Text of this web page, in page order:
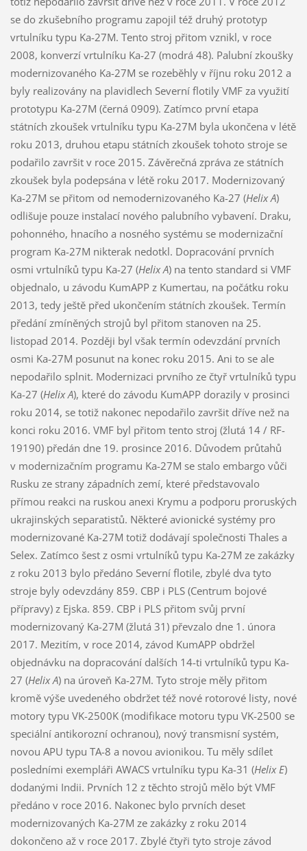
se do zkušebního programu zapojil též druhý prototyp
vrtulníku typu Ka-27M. Tento stroj přitom vznikl, v roce
2008, konverzí vrtulníku Ka-27 (modrá 48). Palubní zkoušky
modernizovaného Ka-27M se rozeběhly v říjnu roku 2012 a
byly realizovány na plavidlech Severní flotily VMF za využití
prototypu Ka-27M (černá 0909). Zatímco první etapa
státních zkoušek vrtulníku typu Ka-27M byla ukončena v létě
roku 2013, druhou etapu státních zkoušek tohoto stroje se
podařilo završit v roce 2015. Závěrečná zpráva ze státních
zkoušek byla podepsána v létě roku 2017. Modernizovaný
Ka-27M se přitom od nemodernizovaného Ka-27 (Helix A)
odlišuje pouze instalací nového palubního vybavení. Draku,
pohonného, hnacího a nosného systému se modernizační
program Ka-27M nikterak nedotkl. Dopracování prvních
osmi vrtulníků typu Ka-27 (Helix A) na tento standard si VMF
objednalo, u závodu KumAPP z Kumertau, na počátku roku
2013, tedy ještě před ukončením státních zkoušek. Termín
předání zmíněných strojů byl přitom stanoven na 25.
listopad 2014. Později byl však termín odevzdání prvních
osmi Ka-27M posunut na konec roku 2015. Ani to se ale
nepodařilo splnit. Modernizaci prvního ze čtyř vrtulníků typu
Ka-27 (Helix A), které do závodu KumAPP dorazily v prosinci
roku 2014, se totiž nakonec nepodařilo završit dříve než na
konci roku 2016. VMF byl přitom tento stroj (žlutá 14 / RF-
19190) předán dne 19. prosince 2016. Důvodem průtahů
v modernizačním programu Ka-27M se stalo embargo vůči
Rusku ze strany západních zemí, které představovalo
přímou reakci na ruskou anexi Krymu a podporu proruských
ukrajinských separatistů. Některé avionické systémy pro
modernizované Ka-27M totiž dodávají společnosti Thales a
Selex. Zatímco šest z osmi vrtulníků typu Ka-27M ze zakázky
z roku 2013 bylo předáno Severní flotile, zbylé dva tyto
stroje byly odevzdány 859. CBP i PLS (Centrum bojové
přípravy) z Ejska. 859. CBP i PLS přitom svůj první
modernizovaný Ka-27M (žlutá 31) převzalo dne 1. února
2017. Mezitím, v roce 2014, závod KumAPP obdržel
objednávku na dopracování dalších 14-ti vrtulníků typu Ka-
27 (Helix A) na úroveň Ka-27M. Tyto stroje měly přitom
kromě výše uvedeného obdržet též nové rotorové listy, nové
motory typu VK-2500K (modifikace motoru typu VK-2500 se
speciální antikorozní ochranou), nový transmisní systém,
novou APU typu TA-8 a novou avionikou. Tu měly sdílet
posledními exempláři AWACS vrtulníku typu Ka-31 (Helix E)
dodanými Indii. Prvních 12 z těchto strojů mělo být VMF
předáno v roce 2016. Nakonec bylo prvních deset
modernizovaných Ka-27M ze zakázky z roku 2014
dokončeno až v roce 2017. Zbylé čtyři tyto stroje závod